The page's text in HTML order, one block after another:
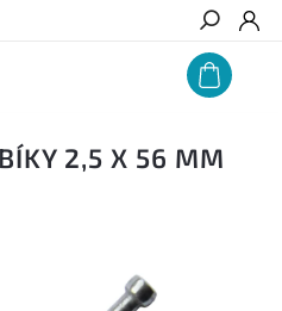
Hledat
2,5 X 56 MM